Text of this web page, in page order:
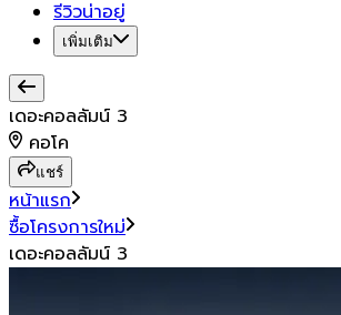
รีวิวน่าอยู่
เพิ่มเติม
เดอะคอลลัมน์ 3
คอโค
แชร์
หน้าแรก
ซื้อโครงการใหม่
เดอะคอลลัมน์ 3